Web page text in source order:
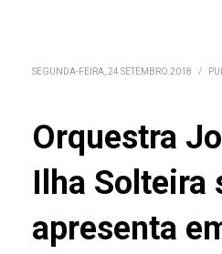
SEGUNDA-FEIRA, 24 SETEMBRO 2018 /
Orquestra
Ilha Solteira
apresenta